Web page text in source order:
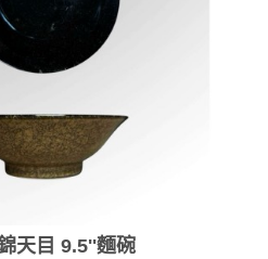
天目 9.5''麵碗